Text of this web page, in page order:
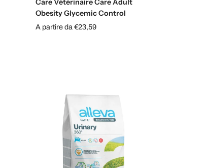
Care Vétérinaire Care Adult
Obesity Glycemic Control
A partire da €23,59